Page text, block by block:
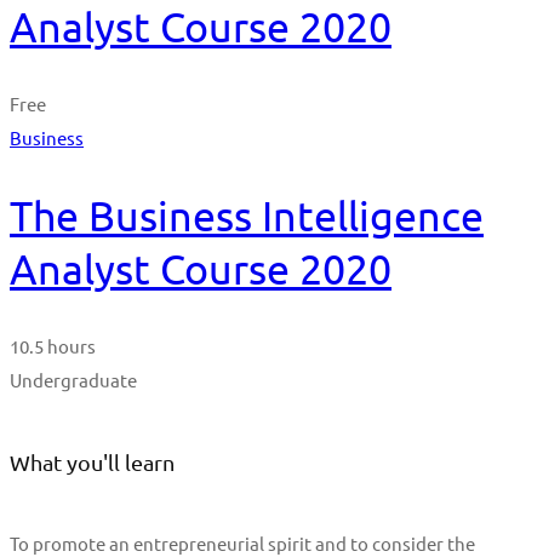
Analyst Course 2020
Free
Business
The Business Intelligence
Analyst Course 2020
10.5 hours
Undergraduate
What you'll learn
To promote an entrepreneurial spirit and to consider the